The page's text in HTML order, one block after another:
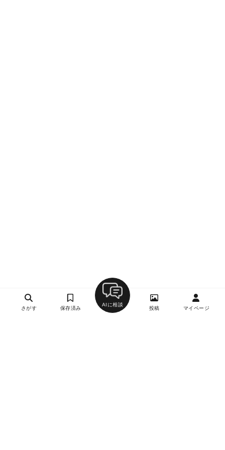
さがす 保存済み
AIに相談
投稿 マイページ